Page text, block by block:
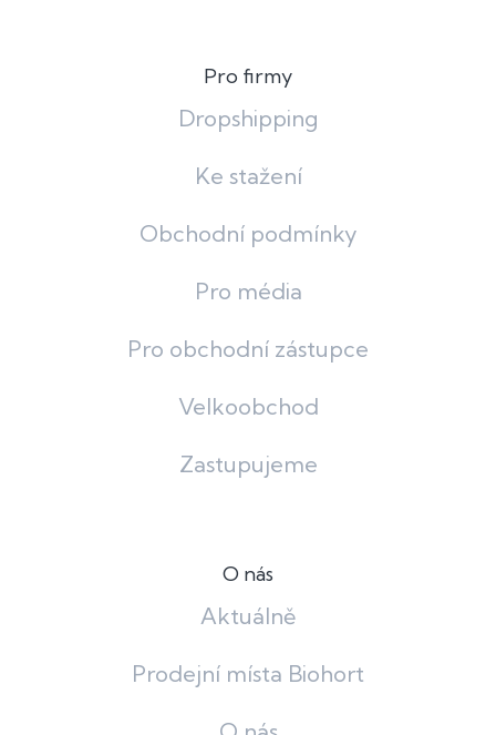
Pro firmy
Dropshipping
Ke stažení
Obchodní podmínky
Pro média
Pro obchodní zástupce
Velkoobchod
Zastupujeme
O nás
Aktuálně
Prodejní místa Biohort